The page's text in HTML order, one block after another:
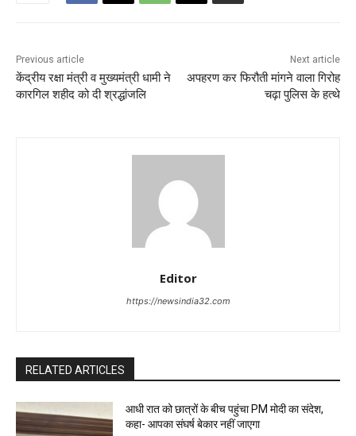
Previous article
केंद्रीय रक्षा मंत्री व मुख्यमंत्री धामी ने
कारगिल शहीद को दी श्रद्धांजलि
Next article
अपहरण कर फिरौती मांगने वाला गिरोह
चढ़ा पुलिस के हत्थे
Editor
https://newsindia32.com
RELATED ARTICLES
आधी रात को छात्रों के बीच पहुंचा PM मोदी का संदेश,
कहा- आपका संघर्ष बेकार नहीं जाएगा